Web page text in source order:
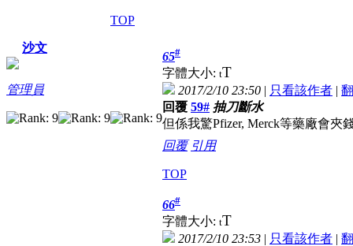
TOP
沙文
管理員
65#
字體大小: tT
2017/2/10 23:50 | 只看該作者 |
回覆 59# 抽刀斷水
但係我驚Pfizer, Merck等藥廠會夾
回覆 引用
TOP
66#
字體大小: tT
2017/2/10 23:53 | 只看該作者 |